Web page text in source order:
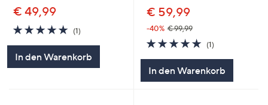
€ 49,99
5.0
von
(1)
In den Warenkorb
€ 59,99
-40% € 99,99
5.0
von
(1)
In den Warenkorb